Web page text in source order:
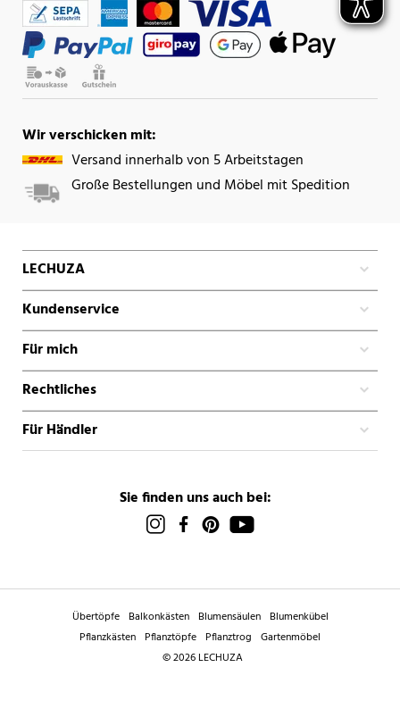
Wir verschicken mit:
Versand innerhalb von 5 Arbeitstagen
Große Bestellungen und Möbel mit Spedition
LECHUZA
Kundenservice
Für mich
Rechtliches
Für Händler
Sie finden uns auch bei:
Übertöpfe Balkonkästen Blumensäulen Blumenkübel
Pflanzkästen Pflanztöpfe Pflanztrog Gartenmöbel
© 2026 LECHUZA